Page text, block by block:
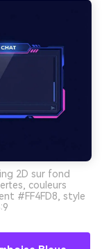
2D sur fond
couleurs
#FF4FD8, style